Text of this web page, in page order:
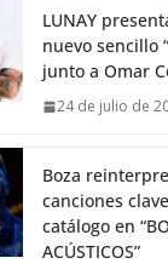
LUNAY
nuevo sencillo
junto a Omar
24 de julio de
Boza
canciones
catálogo en
ACÚSTICOS”